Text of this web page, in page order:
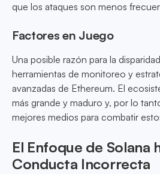
que los ataques son menos
Factores en Juego
Una posible razón para la
herramientas de monitoreo y
avanzadas de Ethereum. El
más grande y maduro y, por lo
mejores medios para combatir
El Enfoque de Solana
Conducta Incorrecta